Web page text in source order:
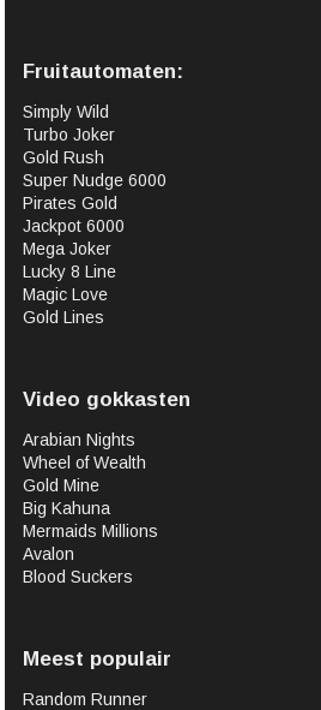
Fruitautomaten:
Simply Wild
Turbo Joker
Gold Rush
Super Nudge 6000
Pirates Gold
Jackpot 6000
Mega Joker
Lucky 8 Line
Magic Love
Gold Lines
Video gokkasten
Arabian Nights
Wheel of Wealth
Gold Mine
Big Kahuna
Mermaids Millions
Avalon
Blood Suckers
Meest populair
Random Runner